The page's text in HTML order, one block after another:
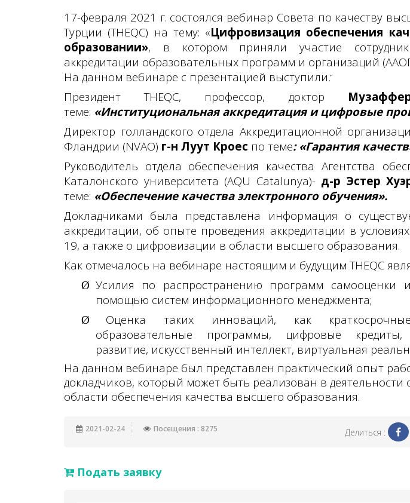
17-февраля 2021 г. состоялся вебинар Совета по качеству
Турции (THEQC) на тему: «Цифровизация обеспечения
образовании», в котором приняли участие с
аккредитации образовательных программ и организаций
На данном вебинаре с презентацией выступили:
ПрезидентTHEQC, профессор, доктор
теме: «Институциональная аккредитация и цифровые
Директор голландского отдела Аккредитационной
Фландрии (NVAO) г-н Луут Кроес по теме: «Гарантия
Руководитель отдела обеспечения качества Агентства
Каталонского университета (AQU Catalunya)-д-р Эстер
теме: «Обеспечение качества электронного обучения».
Докладчиками была представлена информация о
аккредитации, об опыте проведения аккредитации в
19, а также о цифровизации в области высшего образования.
Как отмечалось на вебинаре настоящим и будущим THEQC
Ø Усилия по распространению программ самооценки
помощью систем информационного менеджмента;
Ø
Оценка таких инноваций, как
образовательные программы, цифровые кредиты,
развитие, искусственный интеллект, виртуальная
На данном вебинаре был представлен практический опыт
докладчиков, который может быть реализован в деятельности
области обеспечения качества высшего образования.
2021-02-24 Посещения : 8275 Делиться :
Подать заявку